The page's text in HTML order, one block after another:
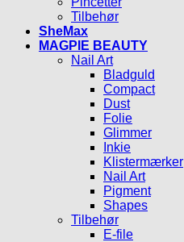
Tilbehør
SheMax
MAGPIE BEAUTY
Nail Art
Bladguld
Compact
Dust
Folie
Glimmer
Inkie
Klistermærker
Nail Art
Pigment
Shapes
Tilbehør
E-file